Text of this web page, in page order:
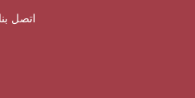
اتصل بنا